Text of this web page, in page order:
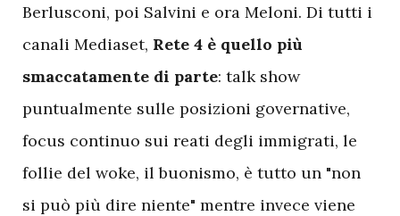
Berlusconi, poi Salvini e ora Meloni. Di tutti i
canali Mediaset, Rete 4 è quello più
smaccatamente di parte: talk show
puntualmente sulle posizioni governative,
focus continuo sui reati degli immigrati, le
follie del woke, il buonismo, è tutto un "non
si può più dire niente" mentre invece viene